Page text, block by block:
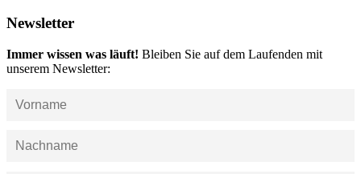
Newsletter
Immer wissen was läuft! Bleiben Sie auf dem Laufenden mit
unserem Newsletter: